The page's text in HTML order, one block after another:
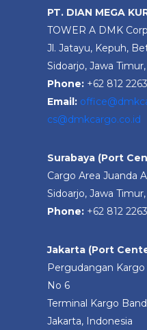
PT. DIAN MEGA
TOWER A DMK Corp
Jl. Jatayu, Kepuh,
Sidoarjo, Jawa
Phone: +62 812
Email:
cs@dmkcargo.co.id
Surabaya (Port
Cargo Area Juanda
Sidoarjo, Jawa
Phone: +62 812
Jakarta (Port
Pergudangan
No 6
Terminal Kargo
Jakarta, Indonesia